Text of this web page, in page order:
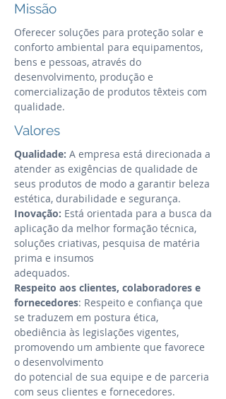
Missão
Oferecer soluções para proteção solar e
conforto ambiental para equipamentos,
bens e pessoas, através do
desenvolvimento, produção e
comercialização de produtos têxteis com
qualidade.
Valores
Qualidade: A empresa está direcionada a
atender as exigências de qualidade de
seus produtos de modo a garantir beleza
estética, durabilidade e segurança.
Inovação: Está orientada para a busca da
aplicação da melhor formação técnica,
soluções criativas, pesquisa de matéria
prima e insumos
adequados.
Respeito aos clientes, colaboradores e
fornecedores: Respeito e confiança que
se traduzem em postura ética,
obediência às legislações vigentes,
promovendo um ambiente que favorece
o desenvolvimento
do potencial de sua equipe e de parceria
com seus clientes e fornecedores.